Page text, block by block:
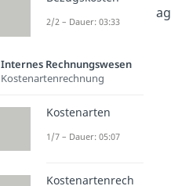
Kalkulationszuschlag
Dauer: 02:51
2/2 – Dauer: 03:33
Internes Rechnungswesen
Kostenartenrechnung
Kostenarten
1/7 – Dauer: 05:07
Kostenartenrech